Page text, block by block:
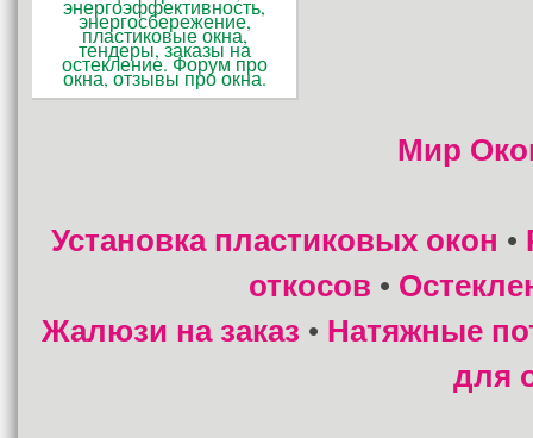
Мир
Установка пластиковых окон •
откосов •
Жалюзи на заказ • Натяжные
для